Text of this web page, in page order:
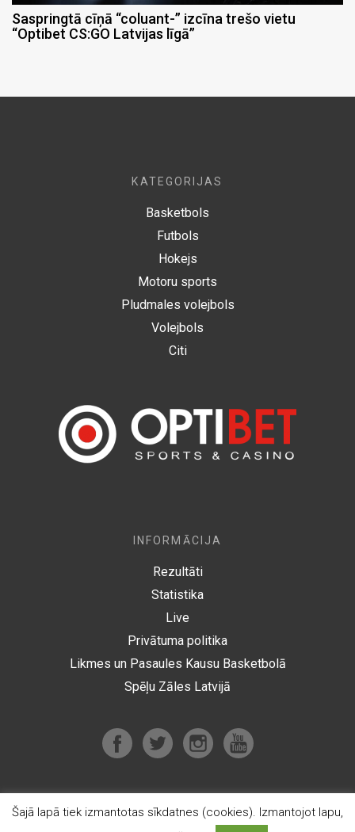
Saspringtā cīņā “coluant-” izcīna trešo vietu
“Optibet CS:GO Latvijas līgā”
KATEGORIJAS
Basketbols
Futbols
Hokejs
Motoru sports
Pludmales volejbols
Volejbols
Citi
INFORMĀCIJA
Rezultāti
Statistika
Live
Privātuma politika
Likmes un Pasaules Kausu Basketbolā
Spēļu Zāles Latvijā
Šajā lapā tiek izmantotas sīkdatnes (cookies). Izmantojot lapu,